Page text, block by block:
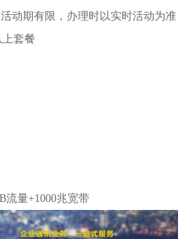
动期有限，办理时以实时活动为准
套餐
流量+1000兆宽带